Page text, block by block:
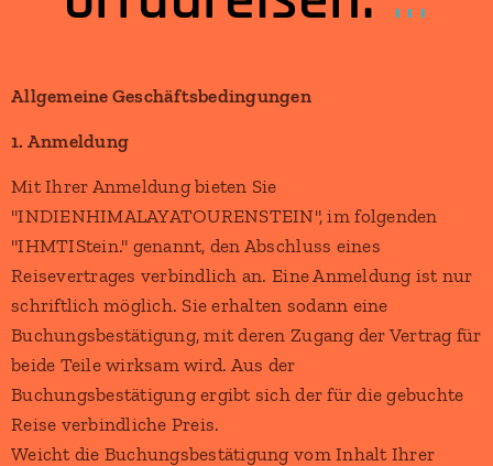
Allgemeine Geschäftsbedingungen
1. Anmeldung
Mit Ihrer Anmeldung bieten Sie
"INDIENHIMALAYATOURENSTEIN", im folgenden
"IHMTIStein." genannt, den Abschluss eines
Reisevertrages verbindlich an. Eine Anmeldung ist nur
schriftlich möglich. Sie erhalten sodann eine
Buchungsbestätigung, mit deren Zugang der Vertrag für
beide Teile wirksam wird. Aus der
Buchungsbestätigung ergibt sich der für die gebuchte
Reise verbindliche Preis.
Weicht die Buchungsbestätigung vom Inhalt Ihrer